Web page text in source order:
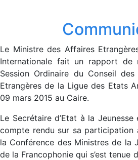
Le Ministre des Affaires
Internationale fait un rapport de
Session Ordinaire du Conseil
Etrangères de la Ligue des Etats
09 mars 2015 au Caire.
Le Secrétaire d’Etat à la
compte rendu sur sa participation
la Conférence des Ministres de la
de la Francophonie qui s’est tenue